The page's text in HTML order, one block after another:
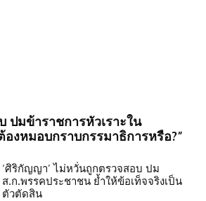
ปมข้าราชการหัวเราะใน
องหมอบกราบกรรมาธิการหรือ?”
‘ศิริกัญญา’ ไม่หวั่นถูกตรวจสอบ ปม
ส.ก.พรรคประชาชน ย้ำให้ข้อเท็จจริงเป็น
ตัวตัดสิน